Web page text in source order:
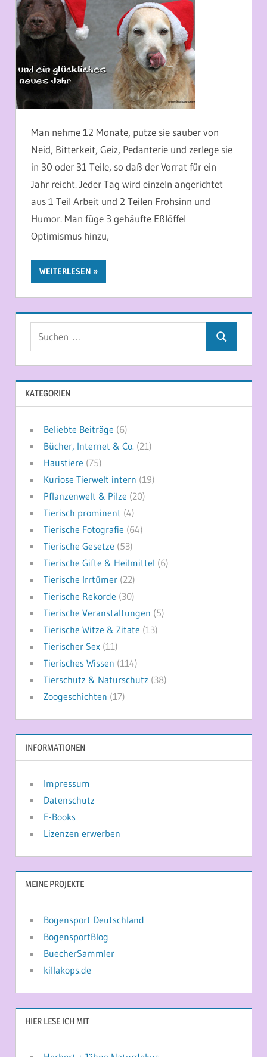
Man nehme 12 Monate, putze sie sauber von
Neid, Bitterkeit, Geiz, Pedanterie und zerlege sie
in 30 oder 31 Teile, so daß der Vorrat für ein
Jahr reicht. Jeder Tag wird einzeln angerichtet
aus 1 Teil Arbeit und 2 Teilen Frohsinn und
Humor. Man füge 3 gehäufte Eßlöffel
Optimismus hinzu,
WEITERLESEN
Suchen
KATEGORIEN
Beliebte Beiträge (6)
Bücher, Internet & Co. (21)
Haustiere (75)
Kuriose Tierwelt intern (19)
Pflanzenwelt & Pilze (20)
Tierisch prominent (4)
Tierische Fotografie (64)
Tierische Gesetze (53)
Tierische Gifte & Heilmittel (6)
Tierische Irrtümer(22)
Tierische Rekorde (30)
Tierische Veranstaltungen (5)
Tierische Witze & Zitate (13)
Tierischer Sex(11)
Tierisches Wissen (114)
Tierschutz & Naturschutz (38)
Zoogeschichten (17)
INFORMATIONEN
Impressum
Datenschutz
E-Books
Lizenzen erwerben
MEINE PROJEKTE
Bogensport Deutschland
BogensportBlog
BuecherSammler
killakops.de
HIER LESE ICH MIT